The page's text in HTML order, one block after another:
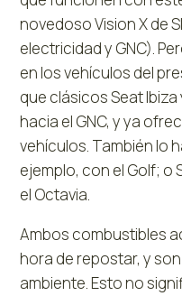
novedoso Vision X de
electricidad y GNC).
en los vehículos del
que clásicos Seat
hacia el GNC, y ya
vehículos. También lo
ejemplo, con el Golf; o
el Octavia.
Ambos combustibles
hora de repostar, y
ambiente. Esto no